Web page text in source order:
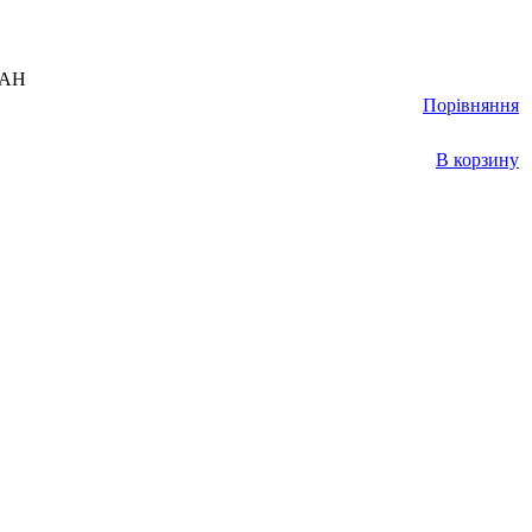
Порівняння
В корзину